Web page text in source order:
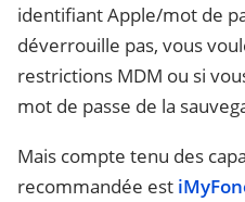
identifiant Apple/mot de
déverrouille pas, vous
restrictions MDM ou si
mot de passe de la
Mais compte tenu des
recommandée est